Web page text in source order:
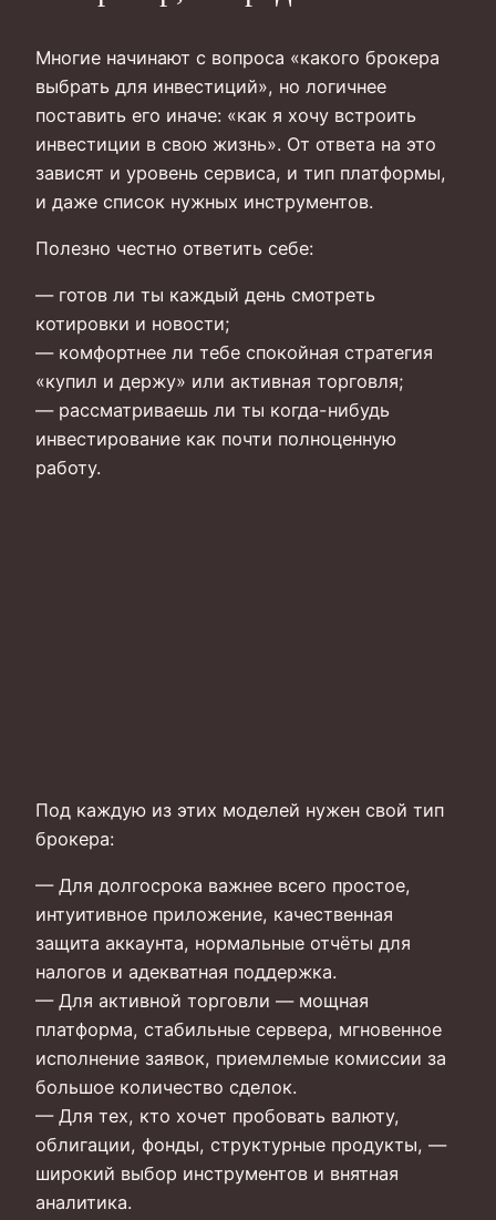
Многие начинают с вопроса «какого брокера
выбрать для инвестиций», но логичнее
поставить его иначе: «как я хочу встроить
инвестиции в свою жизнь». От ответа на это
зависят и уровень сервиса, и тип платформы,
и даже список нужных инструментов.
Полезно честно ответить себе:
— готов ли ты каждый день смотреть
котировки и новости;
— комфортнее ли тебе спокойная стратегия
«купил и держу» или активная торговля;
— рассматриваешь ли ты когда-нибудь
инвестирование как почти полноценную
работу.
Под каждую из этих моделей нужен свой тип
брокера:
— Для долгосрока важнее всего простое,
интуитивное приложение, качественная
защита аккаунта, нормальные отчёты для
налогов и адекватная поддержка.
— Для активной торговли — мощная
платформа, стабильные сервера, мгновенное
исполнение заявок, приемлемые комиссии за
большое количество сделок.
— Для тех, кто хочет пробовать валюту,
облигации, фонды, структурные продукты, —
широкий выбор инструментов и внятная
аналитика.